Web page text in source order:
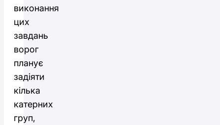
виконання
цих
завдань
ворог
планує
задіяти
кілька
катерних
груп,